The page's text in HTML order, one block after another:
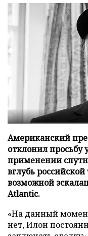
Американский
отклонил просьбу
применении
вглубь
возможной
Atlantic.
«На данный
нет, Илон